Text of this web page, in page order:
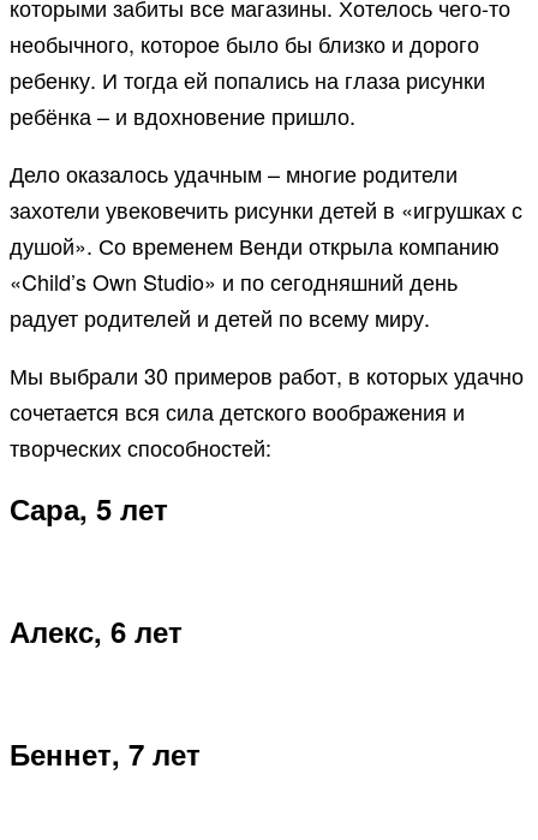
которыми забиты все магазины. Хотелось чего-то
необычного, которое было бы близко и дорого
ребенку. И тогда ей попались на глаза рисунки
ребёнка – и вдохновение пришло.
Дело оказалось удачным – многие родители
захотели увековечить рисунки детей в «игрушках с
душой». Со временем Венди открыла компанию
«Child’s Own Studio» и по сегодняшний день
радует родителей и детей по всему миру.
Мы выбрали 30 примеров работ, в которых удачно
сочетается вся сила детского воображения и
творческих способностей:
Сара, 5 лет
Алекс, 6 лет
Беннет, 7 лет